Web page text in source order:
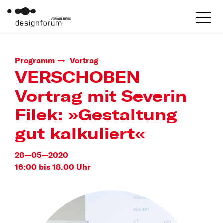
Programm Vortrag
VERSCHOBEN
Vortrag mit Severin
Filek: »Gestaltung
gut kalkuliert«
28—05—2020
16:00 bis 18.00 Uhr